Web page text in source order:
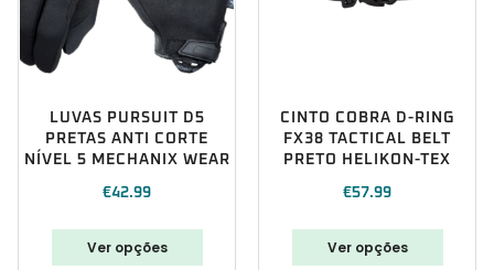
LUVAS PURSUIT D5
PRETAS ANTI CORTE
NÍVEL 5 MECHANIX WEAR
€42.99
Ver opções
CINTO COBRA D-RING
FX38 TACTICAL BELT
PRETO HELIKON-TEX
€57.99
Ver opções